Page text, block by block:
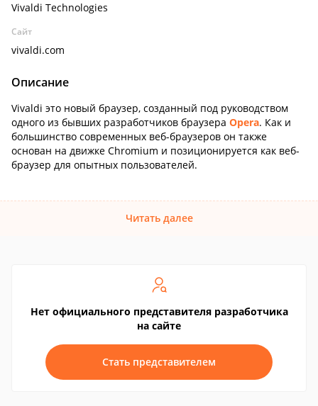
Vivaldi Technologies
Сайт
vivaldi.com
Описание
Vivaldi это новый браузер, созданный под руководством
одного из бывших разработчиков браузера Opera. Как и
большинство современных веб-браузеров он также
основан на движке Chromium и позиционируется как веб-
браузер для опытных пользователей.
Читать далее
Нет официального представителя разработчика
на сайте
Стать представителем